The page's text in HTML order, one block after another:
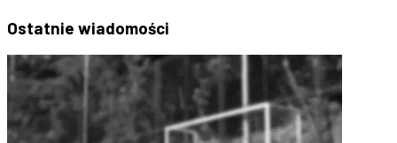
Ostatnie wiadomości